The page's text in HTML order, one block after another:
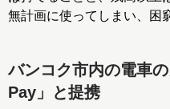
無計画に使ってしまい、困
バンコク市内の電車
Pay」と提携